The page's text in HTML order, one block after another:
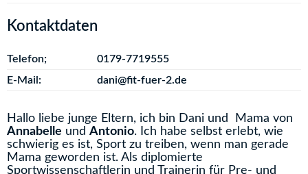
Kontaktdaten
Telefon;
0179-7719555
E-Mail:
dani@fit-fuer-2.de
Hallo liebe junge Eltern, ich bin Dani und Mama von
Annabelle und Antonio. Ich habe selbst erlebt, wie
schwierig es ist, Sport zu treiben, wenn man gerade
Mama geworden ist. Als diplomierte
Sportwissenschaftlerin und Trainerin für Pre- und